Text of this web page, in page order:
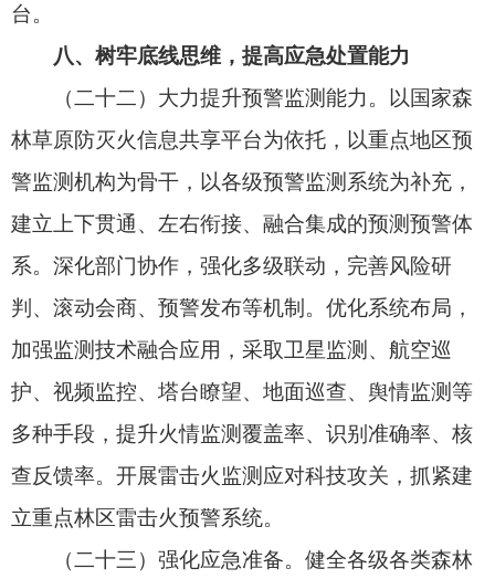
法队伍素质能力，依法查处违法违规行为，提高火
案侦破效率。健全火灾责任追究制度，培育森林草
原火灾调查评估司法鉴定机构，严肃追究火灾肇事
者法律责任，对防灭火工作中失职失责，造成严重
和政府、有关部门、经营单位及有关人员的责任。
十、强化组织实施
（二十八）加强组织领导。各级党委和政府及
有关部门要提高思想认识，坚持人民至上、生命至
上，主动担起责任，把森林草原防灭火工作纳入经
见效。
（二十九）强化资金保障。按照中央与地方财
政事权和支出责任划分原则，在充分利用现有资源
的基础上，合理安排相关经费，优先保障重点事